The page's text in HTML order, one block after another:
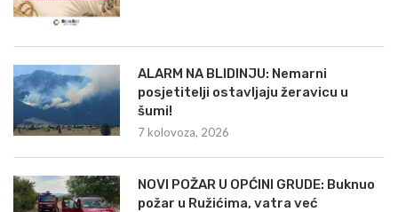
ALARM NA BLIDINJU: Nemarni
posjetitelji ostavljaju žeravicu u
šumi!
7 kolovoza, 2026
NOVI POŽAR U OPĆINI GRUDE: Buknuo
požar u Ružićima, vatra već